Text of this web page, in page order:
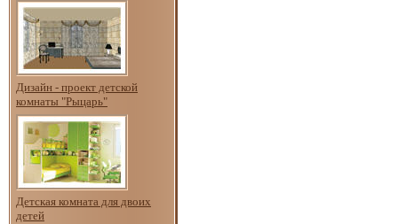
Дизайн - проект детской
комнаты "Рыцарь"
Детская комната для двоих
детей